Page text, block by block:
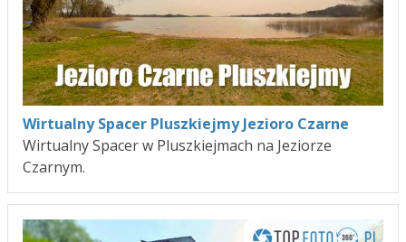
Wirtualny Spacer Pluszkiejmy Jezioro Czarne
Wirtualny Spacer w Pluszkiejmach na Jeziorze
Czarnym.